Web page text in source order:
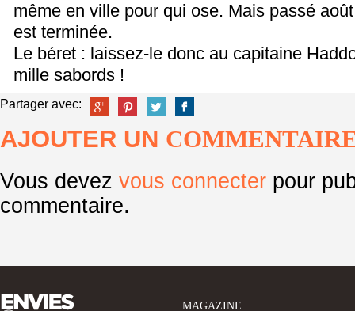
même en ville pour qui ose. Mais passé
est terminée.
Le béret : laissez-le donc au capitaine
mille sabords !
Partager avec:
AJOUTER UN
Vous devez vous connecter pour
commentaire.
MAGAZINE